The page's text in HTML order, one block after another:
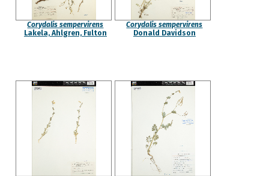
Corydalis sempervirens
Lakela, Ahlgren, Fulton
Corydalis sempervirens
Donald Davidson